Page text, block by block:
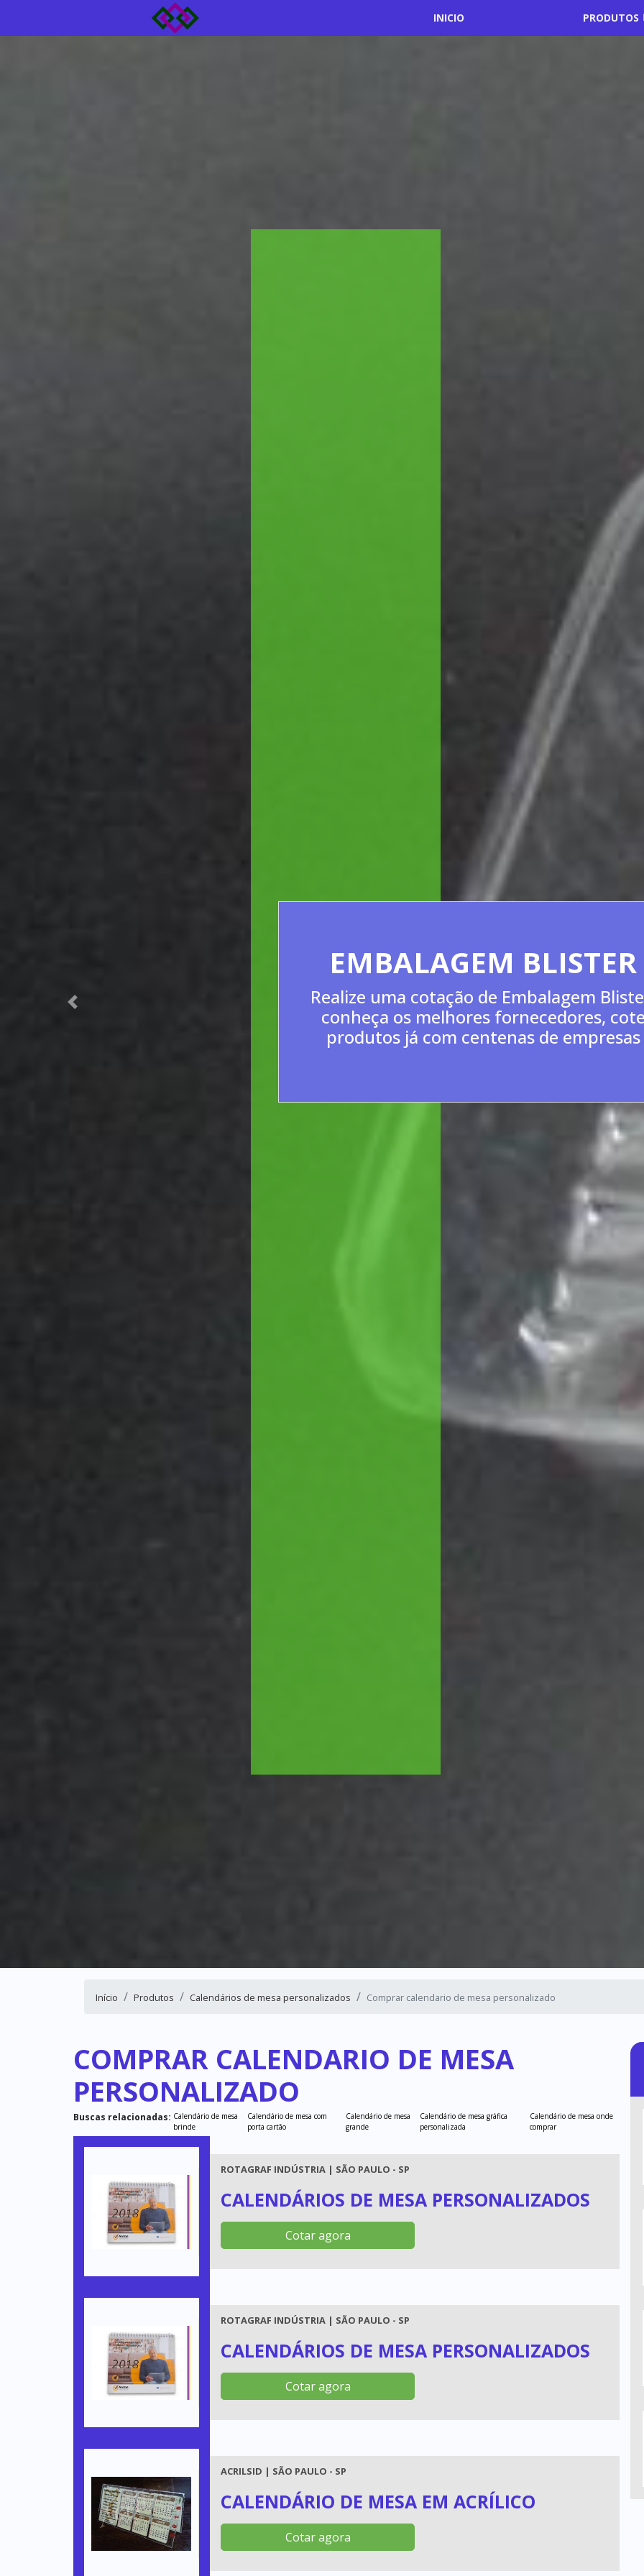
INICIO PRODUTOS
PERSONALIZADOS
Realize agora uma cotação de
de mesa personalizados, conheça os
melhores fornecedores, cote produtos
Previous
Início Produtos Calendários de mesa personalizados Comprar calendario de mesa personalizado
COMPRAR CALENDARIO DE MESA
PERSONALIZADO
Buscas relacionadas: Calendário de mesa
brinde
Calendário de mesa com
porta cartão
Calendário de mesa
grande
Calendário de mesa gráfica
personalizada
Calendário de mesa onde
comprar
ROTAGRAF INDÚSTRIA | SÃO PAULO - SP
CALENDÁRIOS DE MESA PERSONALIZADOS
Cotar agora
ROTAGRAF INDÚSTRIA | SÃO PAULO - SP
CALENDÁRIOS DE MESA PERSONALIZADOS
Cotar agora
ACRILSID | SÃO PAULO - SP
CALENDÁRIO DE MESA EM ACRÍLICO
Cotar agora